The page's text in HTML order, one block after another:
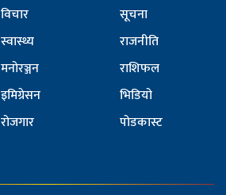
विचार
स्वास्थ्य
मनोरञ्जन
इमिग्रेसन
रोजगार
सूचना
राजनीति
राशिफल
भिडियो
पोडकास्ट